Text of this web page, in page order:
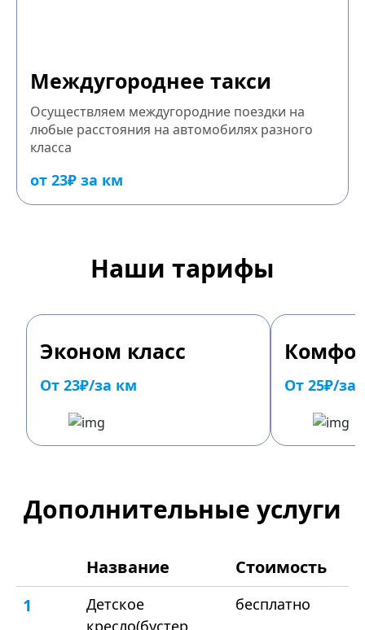
Междугороднее такси
Осуществляем междугородние поездки на
любые расстояния на автомобилях разного
класса
от 23₽ за км
Наши тарифы
Эконом класс
От 23₽/за км От 25₽/за
Дополнительные услуги
Название
Стоимость
1
Детское
кресло(бустер,
бесплатно